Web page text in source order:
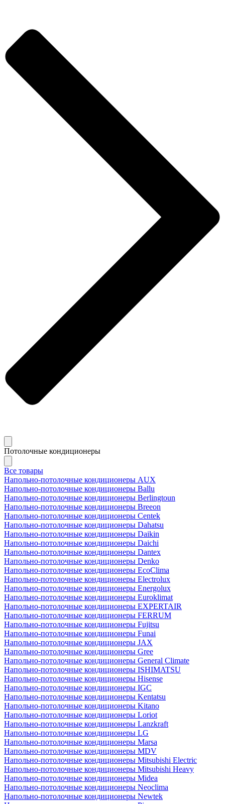
Потолочные кондиционеры
Все товары
Напольно-потолочные кондиционеры AUX
Напольно-потолочные кондиционеры Ballu
Напольно-потолочные кондиционеры Berlingtoun
Напольно-потолочные кондиционеры Breeon
Напольно-потолочные кондиционеры Centek
Напольно-потолочные кондиционеры Dahatsu
Напольно-потолочные кондиционеры Daikin
Напольно-потолочные кондиционеры Daichi
Напольно-потолочные кондиционеры Dantex
Напольно-потолочные кондиционеры Denko
Напольно-потолочные кондиционеры EcoClima
Напольно-потолочные кондиционеры Electrolux
Напольно-потолочные кондиционеры Energolux
Напольно-потолочные кондиционеры Euroklimat
Напольно-потолочные кондиционеры EXPERTAIR
Напольно-потолочные кондиционеры FERRUM
Напольно-потолочные кондиционеры Fujitsu
Напольно-потолочные кондиционеры Funai
Напольно-потолочные кондиционеры JAX
Напольно-потолочные кондиционеры Gree
Напольно-потолочные кондиционеры General Climate
Напольно-потолочные кондиционеры ISHIMATSU
Напольно-потолочные кондиционеры Hisense
Напольно-потолочные кондиционеры IGC
Напольно-потолочные кондиционеры Kentatsu
Напольно-потолочные кондиционеры Kitano
Напольно-потолочные кондиционеры Loriot
Напольно-потолочные кондиционеры Lanzkraft
Напольно-потолочные кондиционеры LG
Напольно-потолочные кондиционеры Marsa
Напольно-потолочные кондиционеры MDV
Напольно-потолочные кондиционеры Mitsubishi Electric
Напольно-потолочные кондиционеры Mitsubishi Heavy
Напольно-потолочные кондиционеры Midea
Напольно-потолочные кондиционеры Neoclima
Напольно-потолочные кондиционеры Newtek